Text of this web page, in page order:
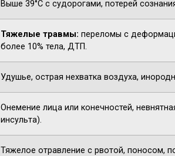
Выше 39°C с судорогами, потерей
Тяжелые травмы: переломы с
более 10% тела, ДТП.
Удушье, острая нехватка воздуха,
Онемение лица или конечностей,
инсульта).
Тяжелое отравление с рвотой, поносом,